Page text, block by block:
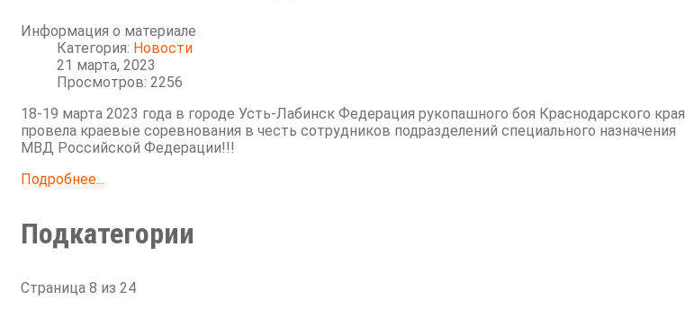
Информация о материале
Категория: Новости
21 марта, 2023
Просмотров: 2256
18-19 марта 2023 года в городе Усть-Лабинск Федерация рукопашного боя Краснодарского края
провела краевые соревнования в честь сотрудников подразделений специального назначения
МВД Российской Федерации!!!
Подробнее...
Подкатегории
Страница 8 из 24